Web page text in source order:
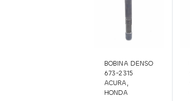
BOBINA DENSO
673-2315
ACURA,
HONDA